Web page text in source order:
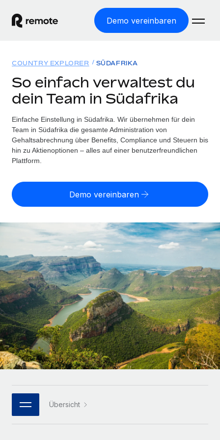
Demo vereinbaren
WELTWEITE BESCHÄFTIGUNG
Globale Payroll
Einfache, rechtssicher Payroll
Employer of Record
Weltweites Wachstum ohne Kosten für Niederlassungen
Contractor of Record
Rechtssichere, weltweite Arbeit mit Freelancer:innen
Globales Onboarding und Verwalten von
Freelancer:innen
PEO
Auslagern von komplexen HR-Aufgaben
INFRASTRUKTUR
Remote Embedded
Nahtlose Integration der HR in bestehende Abläufe
Plattform
Integrierte HR-Kernfunktionen für dein Team
MCP
Integrationen
Lösungen
WELTWEITE ABDECKUNG
Country Explorer
Länderspezifische Unterstützung bei der Einstellung
Einfache Einstellung in allen US-Bundesstaaten
WACHSTUMSPHASE
Startups
Agile HR- und Payroll-Lösungen für wachsende
Unternehmen
Mittelstand
Maßgeschneiderte HR-Lösungen, um Teams zu
vergrößern
Enterprise
Globale HR für Konzerne und Großunternehmen
PARTNER WERDEN
Flexible Einbettung von Global-HR-Funktionen in deine
Ressourcen
TOOLS UND RECHNER
Scheinselbstständigkeitsrisiko berechnen
Personalkostenrechner
Gesamtbeschäftigungskosten
Honorarzahlungen berechnen
Informationen zu möglichen Währungen und
Abwicklungsfristen für globale Freelancer:innen
LERNEN MIT REMOTE
Forschung und Leitfäden
Fallstudien
HR-Glossar
Bibliothek für Stellenbeschreibungen
Webinare
Preise
Nederlands
Français
Deutsch
Español
Italiano
Português (Portugal)
한국어
Anmelden
COUNTRY EXPLORER SÜDAFRIKA
So einfach verwaltest du
dein Team in Südafrika
Einfache Einstellung in Südafrika. Wir übernehmen für dein
Team in Südafrika die gesamte Administration von
Gehaltsabrechnung über Benefits, Compliance und Steuern bis
hin zu Aktienoptionen – alles auf einer benutzerfreundlichen
Plattform.
Demo vereinbaren
Übersicht